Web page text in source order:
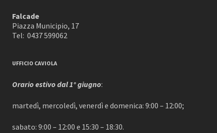
Falcade
Piazza Municipio, 17
Tel: 0437 599062
UFFICIO CAVIOLA
Orario estivo dal 1° giugno:
martedì, mercoledì, venerdì e domenica: 9:00 – 12:00;
sabato: 9:00 – 12:00 e 15:30 – 18:30.